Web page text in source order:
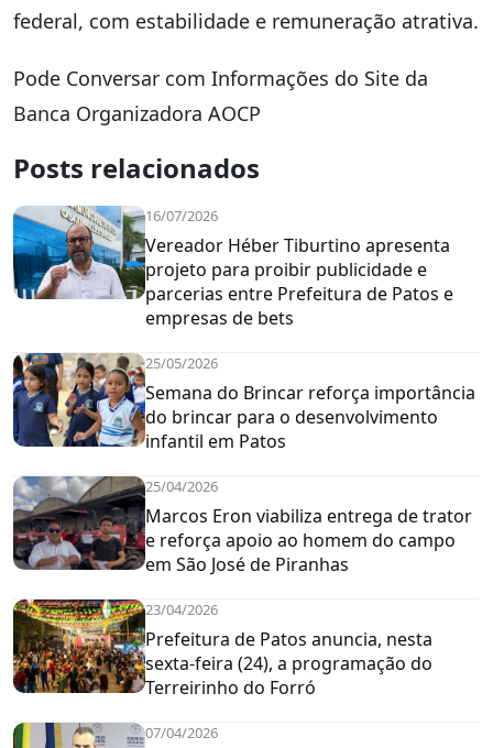
federal, com estabilidade e remuneração atrativa.
Pode Conversar com Informações do Site da
Banca Organizadora AOCP
Posts relacionados
16/07/2026
Vereador Héber Tiburtino apresenta
projeto para proibir publicidade e
parcerias entre Prefeitura de Patos e
empresas de bets
25/05/2026
Semana do Brincar reforça importância
do brincar para o desenvolvimento
infantil em Patos
25/04/2026
Marcos Eron viabiliza entrega de trator
e reforça apoio ao homem do campo
em São José de Piranhas
23/04/2026
Prefeitura de Patos anuncia, nesta
sexta-feira (24), a programação do
Terreirinho do Forró
07/04/2026